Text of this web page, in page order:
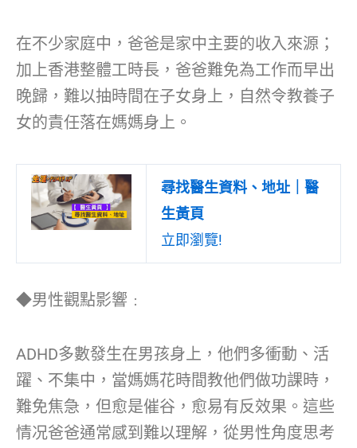
在不少家庭中，爸爸是家中主要的收入來源；
加上香港整體工時長，爸爸難免為工作而早出
晚歸，難以抽時間在子女身上，自然令教養子
女的責任落在媽媽身上。
尋找醫生資料、地址｜醫
生黃頁
立即瀏覽!
◆男性觀點影響﹕
ADHD多數發生在男孩身上，他們多衝動、活
躍、不集中，當媽媽花時間教他們做功課時，
難免焦急，但愈是催谷，愈易有反效果。這些
情况爸爸通常感到難以理解，從男性角度思考